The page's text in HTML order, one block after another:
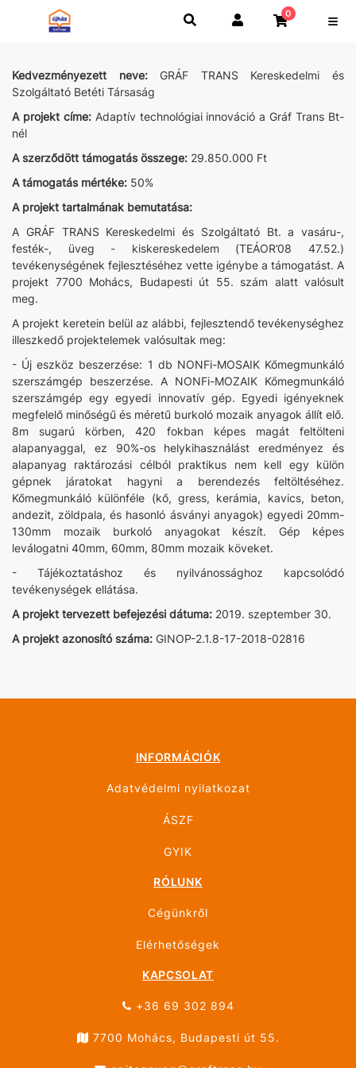
0
Kedvezményezett neve:GRÁF TRANS Kereskedelmi és
Szolgáltató Betéti Társaság
A projekt címe:Adaptív technológiai innováció a Gráf Trans Bt-
nél
A szerződött támogatás összege: 29.850.000 Ft
A támogatás mértéke: 50%
A projekt tartalmának bemutatása:
A GRÁF TRANS Kereskedelmi és Szolgáltató Bt. a vasáru-,
festék-, üveg - kiskereskedelem (TEÁOR’08 47.52.)
tevékenységének fejlesztéséhez vette igénybe a támogatást. A
projekt 7700 Mohács, Budapesti út 55. szám alatt valósult
meg.
A projekt keretein belül az alábbi, fejlesztendő tevékenységhez
illeszkedő projektelemek valósultak meg:
- Új eszköz beszerzése: 1 db NONFi-MOSAIK Kőmegmunkáló
szerszámgép beszerzése. A NONFi-MOZAIK Kőmegmunkáló
szerszámgép egy egyedi innovatív gép. Egyedi igényeknek
megfelelő minőségű és méretű burkoló mozaik anyagok állít elő.
8m sugarú körben, 420 fokban képes magát feltölteni
alapanyaggal, ez 90%-os helykihasználást eredményez és
alapanyag raktározási célból praktikus nem kell egy külön
gépnek járatokat hagyni a berendezés feltöltéséhez.
Kőmegmunkáló különféle (kő, gress, kerámia, kavics, beton,
andezit, zöldpala, és hasonló ásványi anyagok) egyedi 20mm-
130mm mozaik burkoló anyagokat készít. Gép képes
leválogatni 40mm, 60mm, 80mm mozaik köveket.
- Tájékoztatáshoz és nyilvánossághoz kapcsolódó
tevékenységek ellátása.
A projekt tervezett befejezési dátuma: 2019. szeptember 30.
A projekt azonosító száma: GINOP-2.1.8-17-2018-02816
INFORMÁCIÓK
Adatvédelmi nyilatkozat
ÁSZF
GYIK
RÓLUNK
Cégünkről
Elérhetőségek
KAPCSOLAT
+36 69 302 894
7700 Mohács, Budapesti út 55.